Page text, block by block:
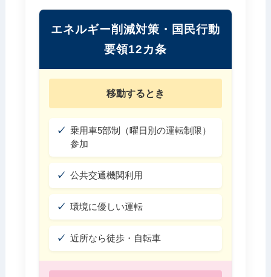
エネルギー削減対策・国民行動
要領12カ条
移動するとき
乗用車5部制（曜日別の運転制限）
参加
公共交通機関利用
環境に優しい運転
近所なら徒歩・自転車